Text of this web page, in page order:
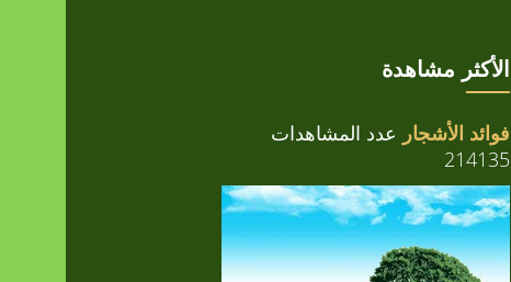
الأكثر مشاهدة
فوائد الأشجار عدد المشاهدات
214135